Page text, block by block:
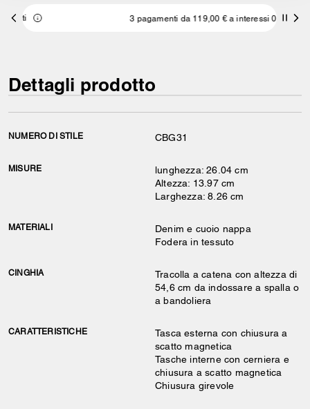
3 pagamenti da 119,00 € a interessi 0% con
Dettagli prodotto
NUMERO DI STILE CBG31
MISURE
lunghezza: 26.04 cm
Altezza: 13.97 cm
Larghezza: 8.26 cm
MATERIALI
Denim e cuoio nappa
Fodera in tessuto
CINGHIA
Tracolla a catena con altezza di
54,6 cm da indossare a spalla o
a bandoliera
CARATTERISTICHE
Tasca esterna con chiusura a
scatto magnetica
Tasche interne con cerniera e
chiusura a scatto magnetica
Chiusura girevole